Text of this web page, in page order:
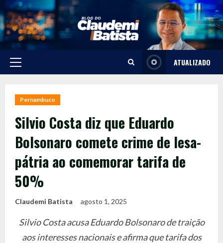
Skip
to
content
Primary
ATUALIZADO
Pernambuco
Silvio Costa diz que Eduardo
Bolsonaro comete crime de lesa-
pátria ao comemorar tarifa de
50%
Claudemi Batista agosto 1, 2025
Silvio Costa acusa Eduardo Bolsonaro de traição
aos interesses nacionais e afirma que tarifa dos